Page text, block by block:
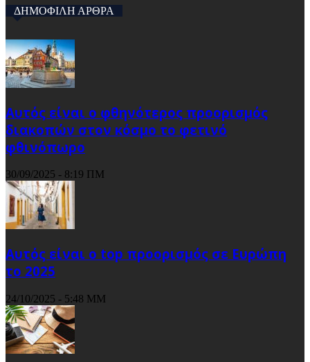
ΔΗΜΟΦΙΛΗ ΑΡΘΡΑ
Αυτός είναι ο φθηνότερος προορισμός
διακοπών στον κόσμο το φετινό
φθινόπωρο
30/09/2025 - 8:19 ΠΜ
Αυτός είναι ο top προορισμός σε Ευρώπη
το 2025
24/10/2025 - 5:48 ΜΜ